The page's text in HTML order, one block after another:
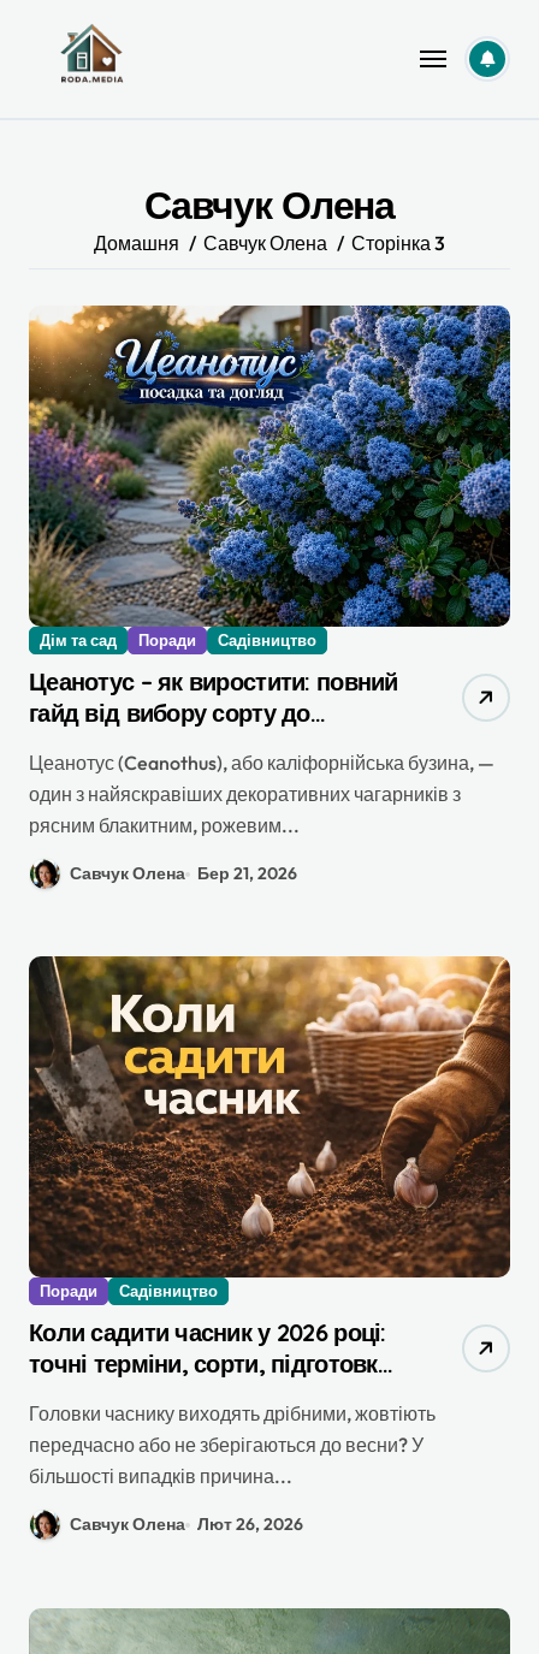
Савчук Олена
Домашня Савчук Олена Сторінка 3
Дім та сад Поради Садівництво
Цеанотус – як виростити: повний
гайд від вибору сорту до
Цеанотус (Ceanothus), або каліфорнійська бузина, —
один з найяскравіших декоративних чагарників з
рясним блакитним, рожевим...
Савчук Олена Бер 21, 2026
Поради Садівництво
Коли садити часник у 2026 році:
точні терміни, сорти, підготовка
Головки часнику виходять дрібними, жовтіють
передчасно або не зберігаються до весни? У
більшості випадків причина...
Савчук Олена Лют 26, 2026